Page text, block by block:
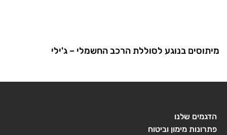
מיתוסים בנוגע לסוללת הרכב החשמלי – ג'ילי
הדגמים שלנו
פתרונות מימון וביטוח